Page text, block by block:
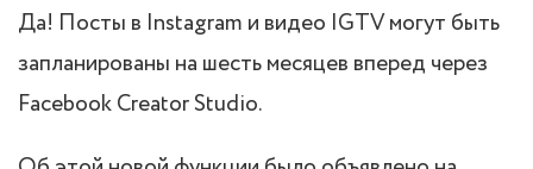
Да! Посты в Instagram и видео IGTV могут быть
запланированы на шесть месяцев вперед через
Facebook Creator Studio.